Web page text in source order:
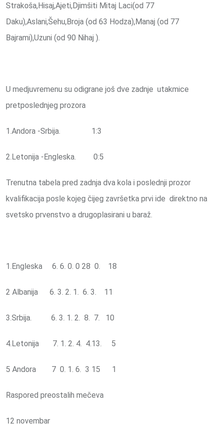
Strakoša,Hisaj,Ajeti,Djimšiti Mitaj Laci(od 77
Daku),Aslani,Šehu,Broja (od 63 Hodza),Manaj (od 77
Bajrami),Uzuni (od 90 Nihaj ).
U medjuvremenu su odigrane još dve zadnje utakmice
pretposlednjeg prozora
1.Andora -Srbija. 1:3
2.Letonija -Engleska. 0:5
Trenutna tabela pred zadnja dva kola i poslednji prozor
kvalifikacija posle kojeg čijeg završetka prvi ide direktno na
svetsko prvenstvo a drugoplasirani u baraž.
1.Engleska 6. 6. 0. 0 28 0. 18
2 Albanija 6. 3. 2. 1. 6. 3. 11
3.Srbija. 6. 3. 1. 2. 8. 7. 10
4.Letonija 7. 1. 2. 4. 4.13. 5
5 Andora 7 0. 1. 6. 3 15 1
Raspored preostalih mečeva
12 novembar